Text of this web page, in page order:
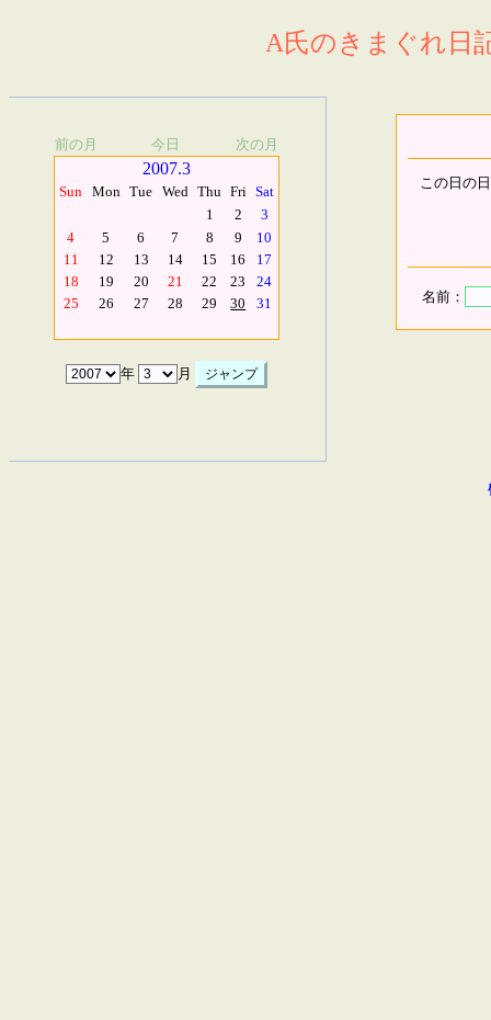
A氏のきまぐれ日
前の月 今日 次の月
2007.3
Sun Mon Tue Wed Thu Fri Sat
1
2
3
4
5 6 7 8 9
10
11
12 13 14 15 16
17
18
19 20 21 22 23
24
25
26 27 28 29 30 31
年 月
この日の
名前：